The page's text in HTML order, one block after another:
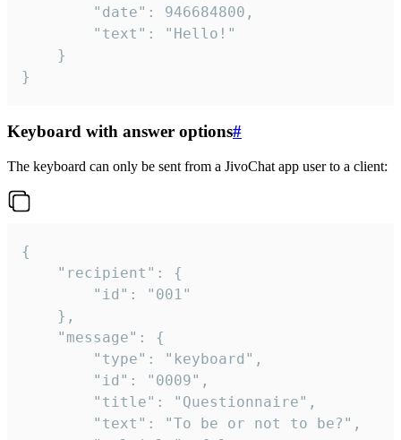
}
Keyboard with answer options#
The keyboard can only be sent from a JivoChat app user to a client:
{